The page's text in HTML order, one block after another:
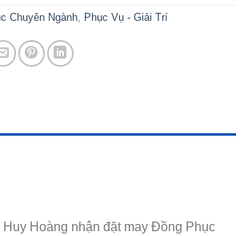
Chuyên Ngành, Phục Vụ - Giải Trí
Huy Hoàng nhận đặt may Đồng Phục